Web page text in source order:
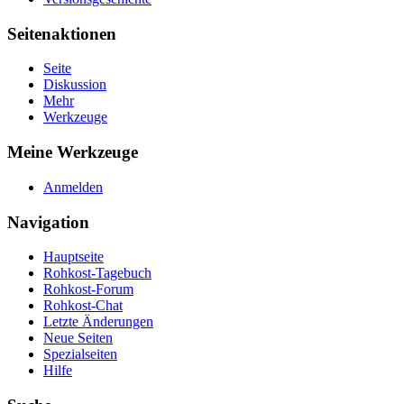
Seitenaktionen
Seite
Diskussion
Mehr
Werkzeuge
Meine Werkzeuge
Anmelden
Navigation
Hauptseite
Rohkost-Tagebuch
Rohkost-Forum
Rohkost-Chat
Letzte Änderungen
Neue Seiten
Spezialseiten
Hilfe